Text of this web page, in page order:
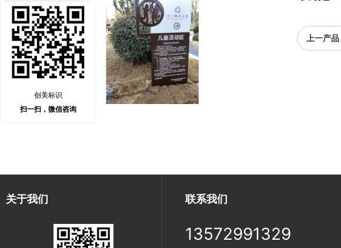
上一产品
关于我们 联系我们
13572991329
创美标识
扫一扫，微信咨询